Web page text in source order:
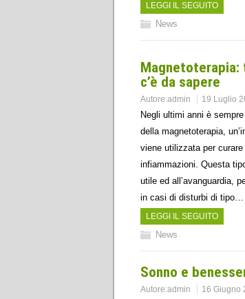
LEGGI IL SEGUITO
News
c’è da sapere
Autore:admin 19 Luglio
Negli ultimi anni è
della magnetoterapia,
viene utilizzata per
infiammazioni. Questa
utile ed all’avanguardia,
in casi di disturbi di tipo…
LEGGI IL SEGUITO
News
Sonno e
Autore:admin 16 Giugno